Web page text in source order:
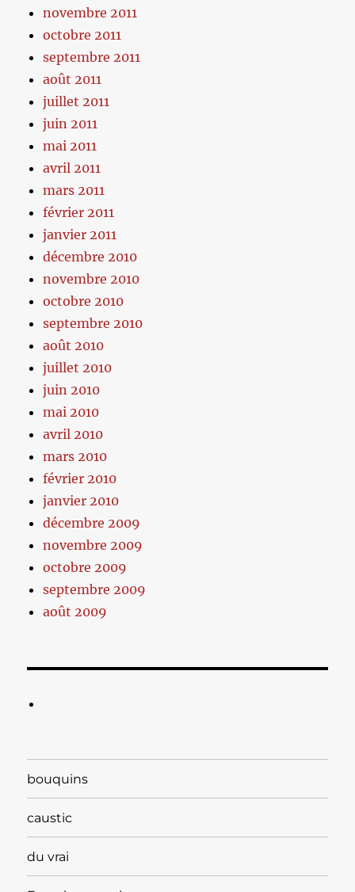
novembre 2011
octobre 2011
septembre 2011
août 2011
juillet 2011
juin 2011
mai 2011
avril 2011
mars 2011
février 2011
janvier 2011
décembre 2010
novembre 2010
octobre 2010
septembre 2010
août 2010
juillet 2010
juin 2010
mai 2010
avril 2010
mars 2010
février 2010
janvier 2010
décembre 2009
novembre 2009
octobre 2009
septembre 2009
août 2009
bouquins
caustic
du vrai